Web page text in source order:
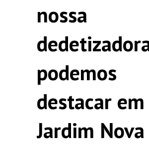
nossa
podemos
destacar em
Jardim Nova